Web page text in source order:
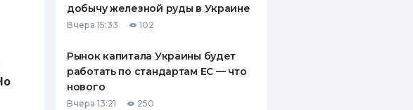
добычу железной руды в Украине
Вчера 15:33 102
Рынок капитала Украины будет
работать по стандартам ЕС — что
нового
Вчера 13:21 250